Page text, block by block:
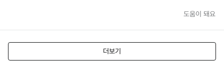
도움이 돼요
더보기